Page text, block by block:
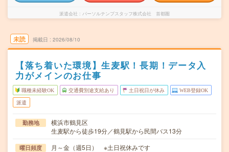
派遣会社 パーソルテンプスタッフ株式会社 首都圏
未読 掲載日 2026/08/10
【落ち着いた環境】生麦駅！長期！データ入
力がメインのお仕事
職種未経験OK 交通費別途支給あり 土日祝日が休み WEB登録OK
派遣
勤務地
横浜市鶴見区
生麦駅から徒歩19分／鶴見駅から民間バス13分
曜日頻度 月～金（週5日） ※土日祝休みです